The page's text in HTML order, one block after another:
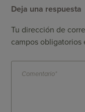
Deja una respuesta
Tu dirección de
campos obligatorios